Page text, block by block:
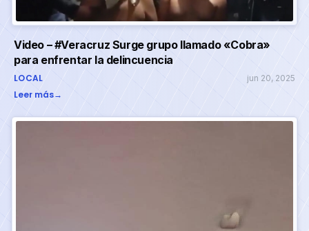
Video – #Veracruz Surge grupo llamado «Cobra»
para enfrentar la delincuencia
LOCAL jun 20, 2025
Leer más→